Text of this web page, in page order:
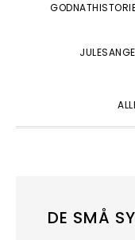
JULESANGE
DE SMÅ